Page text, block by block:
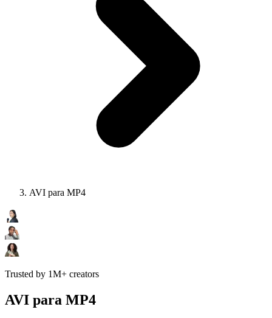
AVI para MP4
Trusted by 1M+ creators
AVI para MP4